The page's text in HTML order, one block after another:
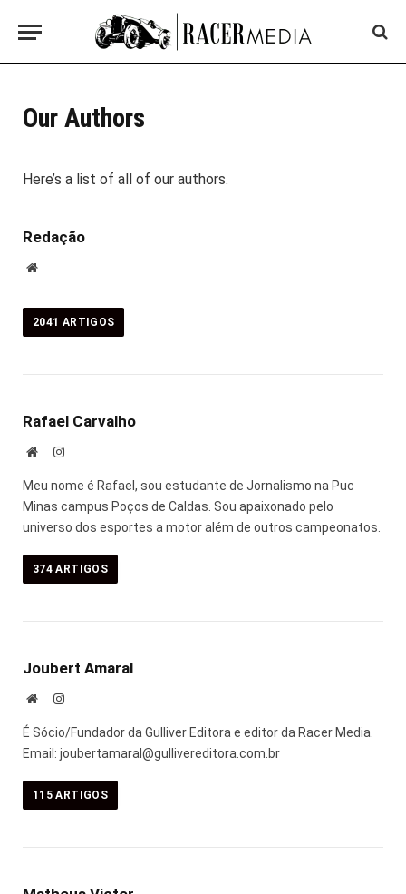
Our Authors
Here’s a list of all of our authors.
Redação
Site
2041 ARTIGOS
Rafael Carvalho
Site Instagram
Meu nome é Rafael, sou estudante de Jornalismo na Puc
Minas campus Poços de Caldas. Sou apaixonado pelo
universo dos esportes a motor além de outros campeonatos.
374 ARTIGOS
Joubert Amaral
Site Instagram
É Sócio/Fundador da Gulliver Editora e editor da Racer Media.
Email: joubertamaral@gullivereditora.com.br
115 ARTIGOS